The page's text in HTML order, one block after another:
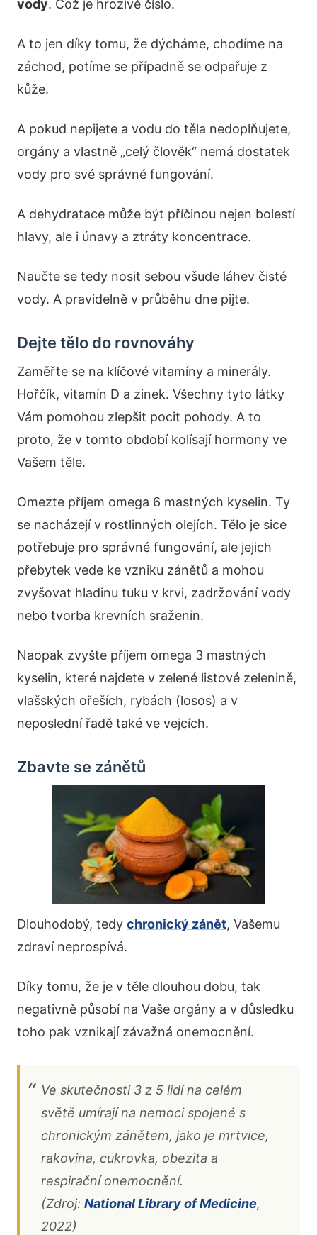
vody. Což je hrozivé číslo.
A to jen díky tomu, že dýcháme, chodíme na
záchod, potíme se případně se odpařuje z
kůže.
A pokud nepijete a vodu do těla nedoplňujete,
orgány a vlastně „celý člověk“ nemá dostatek
vody pro své správné fungování.
A dehydratace může být příčinou nejen bolestí
hlavy, ale i únavy a ztráty koncentrace.
Naučte se tedy nosit sebou všude láhev čisté
vody. A pravidelně v průběhu dne pijte.
Dejte tělo do rovnováhy
Zaměřte se na klíčové vitamíny a minerály.
Hořčík, vitamín D a zinek. Všechny tyto látky
Vám pomohou zlepšit pocit pohody. A to
proto, že v tomto období kolísají hormony ve
Vašem těle.
Omezte příjem omega 6 mastných kyselin. Ty
se nacházejí v rostlinných olejích. Tělo je sice
potřebuje pro správné fungování, ale jejich
přebytek vede ke vzniku zánětů a mohou
zvyšovat hladinu tuku v krvi, zadržování vody
nebo tvorba krevních sraženin.
Naopak zvyšte příjem omega 3 mastných
kyselin, které najdete v zelené listové zelenině,
vlašských ořeších, rybách (losos) a v
neposlední řadě také ve vejcích.
Zbavte se zánětů
Dlouhodobý, tedy chronický zánět, Vašemu
zdraví neprospívá.
Díky tomu, že je v těle dlouhou dobu, tak
negativně působí na Vaše orgány a v důsledku
toho pak vznikají závažná onemocnění.
Ve skutečnosti 3 z 5 lidí na celém
světě umírají na nemoci spojené s
chronickým zánětem, jako je mrtvice,
rakovina, cukrovka, obezita a
respirační onemocnění.
(Zdroj: National Library of Medicine,
2022)